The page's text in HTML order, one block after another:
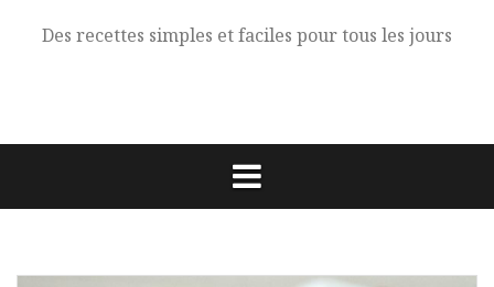
Des recettes simples et faciles pour tous les jours